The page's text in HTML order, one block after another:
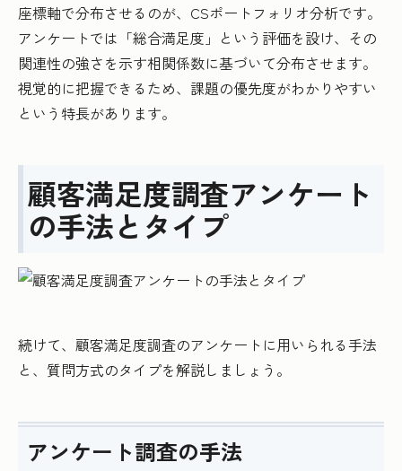
座標軸で分布させるのが、CSポートフォリオ分析です。
アンケートでは「総合満足度」という評価を設け、その
関連性の強さを示す相関係数に基づいて分布させます。
視覚的に把握できるため、課題の優先度がわかりやすい
という特長があります。
顧客満足度調査アンケート
の手法とタイプ
続けて、顧客満足度調査のアンケートに用いられる手法
と、質問方式のタイプを解説しましょう。
アンケート調査の手法